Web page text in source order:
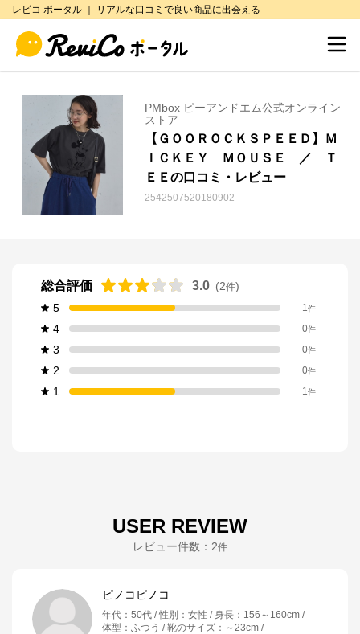
レビコ ポータル ｜ リアルな口コミで良い商品に出会える
PMbox ピーアンドエム公式オンライン
ストア
【ＧＯＯＲＯＣＫＳＰＥＥＤ】Ｍ
ＩＣＫＥＹ ＭＯＵＳＥ ／ Ｔ
ＥＥの口コミ・レビュー
2542507520180902
総合評価 3.0 (2件)
5
1件
4 0件
3 0件
2 0件
1 1件
USER REVIEW
レビュー件数： 2件
ピノコピノコ
年代 ： 50代 性別 ： 女性 身長 ： 156～160cm
体型 ： ふつう 靴のサイズ ： ～23cm